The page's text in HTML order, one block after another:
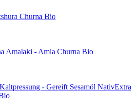
Churna Bio
Amalaki - Amla Churna Bio
Sesamöl NativExtra